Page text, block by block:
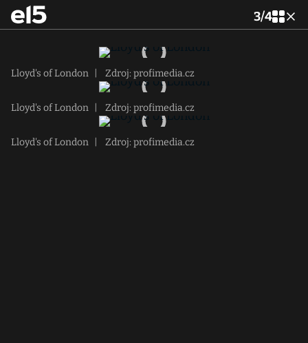
3/4
Lloyd's of London Zdroj: profimedia.cz
Lloyd's of London Zdroj: profimedia.cz
Lloyd's of London Zdroj: profimedia.cz